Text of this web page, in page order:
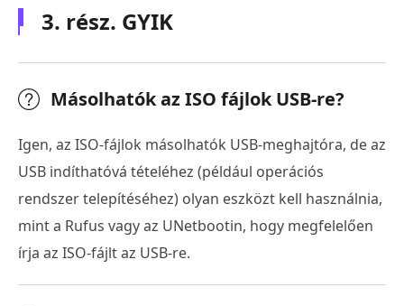
3. rész. GYIK
Másolhatók az ISO fájlok USB-re?
Igen, az ISO-fájlok másolhatók USB-meghajtóra, de az
USB indíthatóvá tételéhez (például operációs
rendszer telepítéséhez) olyan eszközt kell használnia,
mint a Rufus vagy az UNetbootin, hogy megfelelően
írja az ISO-fájlt az USB-re.